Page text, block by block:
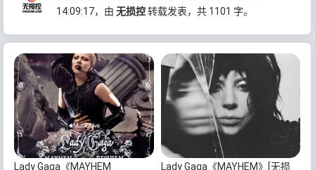
14:09:17，由无损控转载发表，共 1101 字。
Lady Gaga《MAYHEM Lady Gaga《MAYHEM》[无损